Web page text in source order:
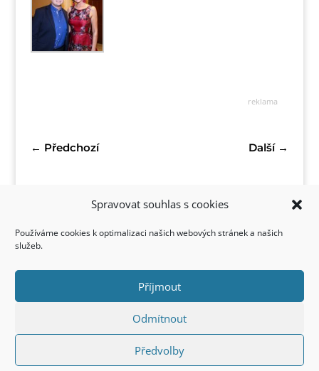
Spravovat souhlas s cookies
Používáme cookies k optimalizaci našich webových stránek a našich
služeb.
Příjmout
Odmítnout
Předvolby
reklama
← Předchozí Další→
Kontakt
Copyright © 2022 FirstStyle, All Rights Reserved